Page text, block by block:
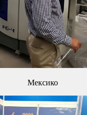
Мексико